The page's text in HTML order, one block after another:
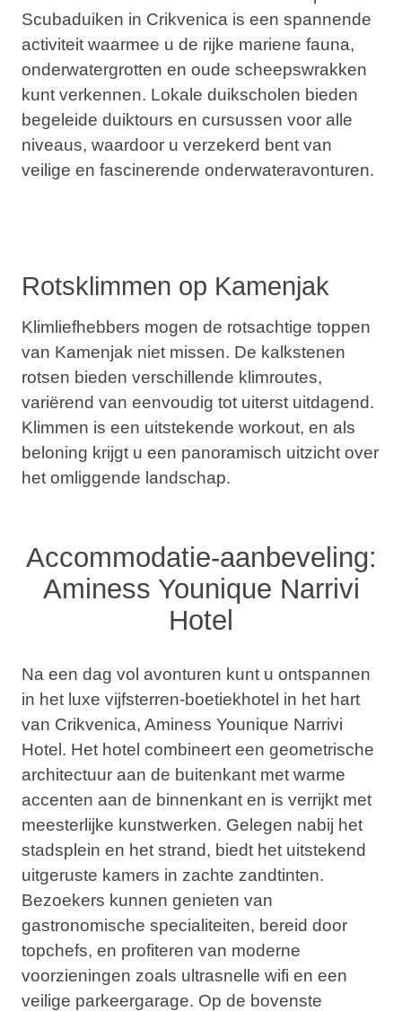
Scubaduiken in Crikvenica is een spannende
activiteit waarmee u de rijke mariene fauna,
onderwatergrotten en oude scheepswrakken
kunt verkennen. Lokale duikscholen bieden
begeleide duiktours en cursussen voor alle
niveaus, waardoor u verzekerd bent van
veilige en fascinerende onderwateravonturen.
Rotsklimmen op Kamenjak
Klimliefhebbers mogen de rotsachtige toppen
van Kamenjak niet missen. De kalkstenen
rotsen bieden verschillende klimroutes,
variërend van eenvoudig tot uiterst uitdagend.
Klimmen is een uitstekende workout, en als
beloning krijgt u een panoramisch uitzicht over
het omliggende landschap.
Accommodatie-aanbeveling:
Aminess Younique Narrivi
Hotel
Na een dag vol avonturen kunt u ontspannen
in het luxe vijfsterren-boetiekhotel in het hart
van Crikvenica, Aminess Younique Narrivi
Hotel. Het hotel combineert een geometrische
architectuur aan de buitenkant met warme
accenten aan de binnenkant en is verrijkt met
meesterlijke kunstwerken. Gelegen nabij het
stadsplein en het strand, biedt het uitstekend
uitgeruste kamers in zachte zandtinten.
Bezoekers kunnen genieten van
gastronomische specialiteiten, bereid door
topchefs, en profiteren van moderne
voorzieningen zoals ultrasnelle wifi en een
veilige parkeergarage. Op de bovenste